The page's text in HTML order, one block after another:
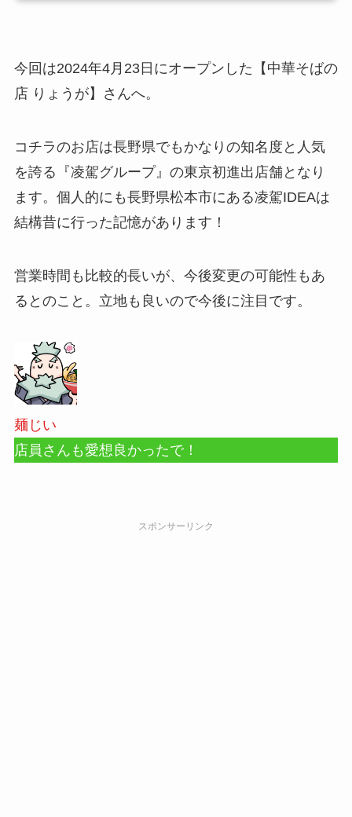
今回は2024年4月23日にオープンした【中華そばの
店 りょうが】さんへ。
コチラのお店は長野県でもかなりの知名度と人気
を誇る『凌駕グループ』の東京初進出店舗となり
ます。個人的にも長野県松本市にある凌駕IDEAは
結構昔に行った記憶があります！
営業時間も比較的長いが、今後変更の可能性もあ
るとのこと。立地も良いので今後に注目です。
麺じい
店員さんも愛想良かったで！
スポンサーリンク